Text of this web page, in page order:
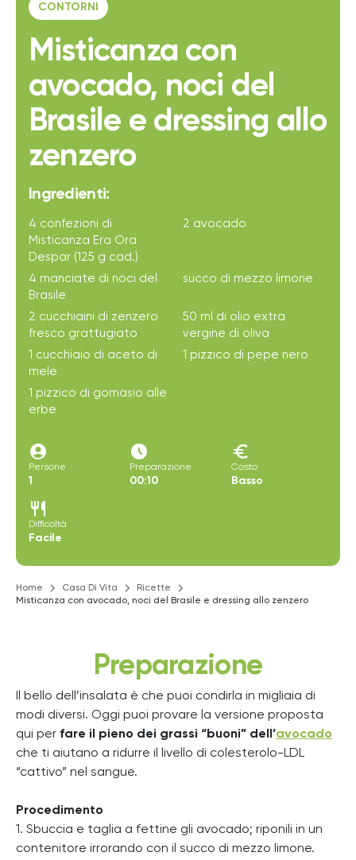
CONTORNI
Misticanza con
avocado, noci del
Brasile e dressing allo
zenzero
Ingredienti:
4 confezioni di
Misticanza Era Ora
Despar (125 g cad.)
2 avocado
4 manciate di noci del
Brasile
succo di mezzo limone
2 cucchiaini di zenzero
fresco grattugiato
50 ml di olio extra
vergine di oliva
1 cucchiaio di aceto di
mele
1 pizzico di pepe nero
1 pizzico di gomasio alle
erbe
account_circle
Persone
1
access_time_filled
Preparazione
00:10
euro
Costo
Basso
restaurant
Difficoltà
Facile
Home Casa Di Vita
Ricette
Misticanza con avocado, noci del Brasile e dressing allo zenzero
Preparazione
Il bello dell’insalata è che puoi condirla in migliaia di
modi diversi. Oggi puoi provare la versione proposta
qui per fare il pieno dei grassi “buoni” dell’avocado
che ti aiutano a ridurre il livello di colesterolo-LDL
“cattivo” nel sangue.
Procedimento
1. Sbuccia e taglia a fettine gli avocado; riponili in un
contenitore irrorando con il succo di mezzo limone.